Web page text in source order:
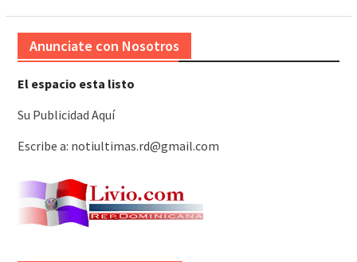
Anunciate con Nosotros
El espacio esta listo
Su Publicidad Aquí
Escribe a: notiultimas.rd@gmail.com